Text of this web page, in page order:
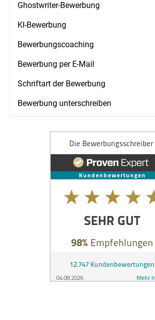
Ghostwriter-Bewerbung
KI-Bewerbung
Bewerbungscoaching
Bewerbung per E-Mail
Schriftart der Bewerbung
Bewerbung unterschreiben